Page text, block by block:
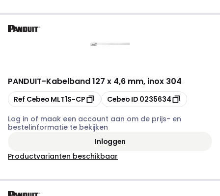
PANDUIT-Kabelband 127 x 4,6 mm, inox 304
Kopiëren
Ref Cebeo MLT1S-CP Kopiëren
Cebeo ID 0235634
Log in of maak een account aan om de prijs- en
bestelinformatie te bekijken
Inloggen
Productvarianten beschikbaar